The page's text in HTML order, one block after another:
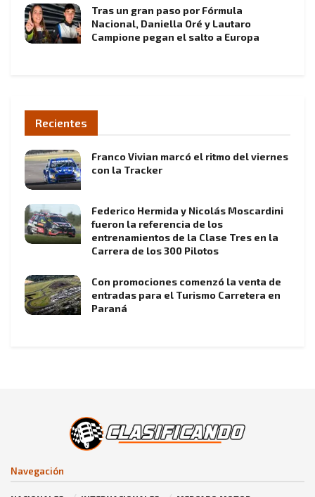
Tras un gran paso por Fórmula
Nacional, Daniella Oré y Lautaro
Campione pegan el salto a Europa
Recientes
Franco Vivian marcó el ritmo del viernes
con la Tracker
Federico Hermida y Nicolás Moscardini
fueron la referencia de los
entrenamientos de la Clase Tres en la
Carrera de los 300 Pilotos
Con promociones comenzó la venta de
entradas para el Turismo Carretera en
Paraná
Navegación